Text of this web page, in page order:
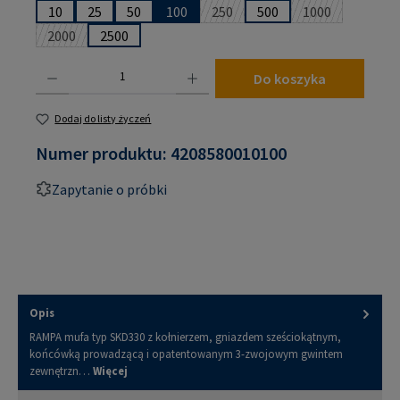
10 25 50 100 250(Ta opcja jest obecnie
500 1000(Ta opcja jest
2000(Ta opcja jest obecnie niedostępna.)
2500
Do koszyka
Dodaj do listy życzeń
Numer produktu: 4208580010100
Zapytanie o próbki
Opis
RAMPA mufa typ SKD330 z kołnierzem, gniazdem sześciokątnym,
końcówką prowadzącą i opatentowanym 3-zwojowym gwintem
zewnętrzn… Więcej